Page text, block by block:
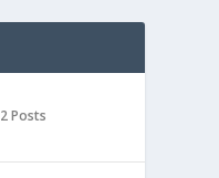
2 Posts